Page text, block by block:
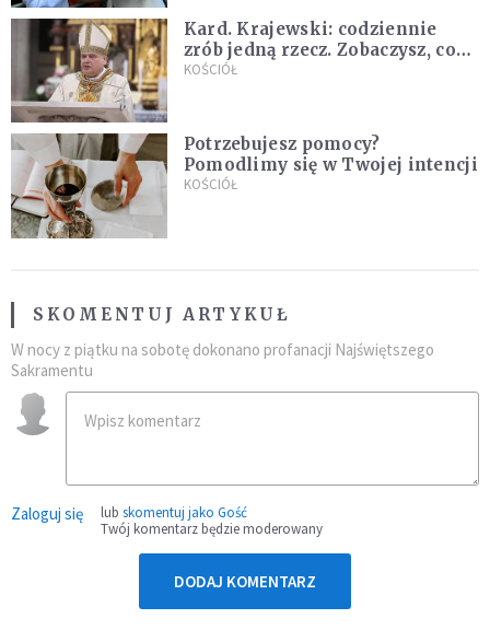
Kard. Krajewski: codziennie
zrób jedną rzecz. Zobaczysz, co
stanie się z twoim życiem
KOŚCIÓŁ
Potrzebujesz pomocy?
Pomodlimy się w Twojej intencji
KOŚCIÓŁ
SKOMENTUJ ARTYKUŁ
W nocy z piątku na sobotę dokonano profanacji Najświętszego
Sakramentu
Zaloguj się lub skomentuj jako Gość
Twój komentarz będzie moderowany
DODAJ KOMENTARZ